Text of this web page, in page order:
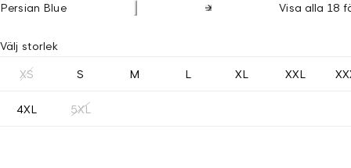
Persian Blue Visa alla 18
Välj storlek
XS S M L XL XXL
4XL 5XL